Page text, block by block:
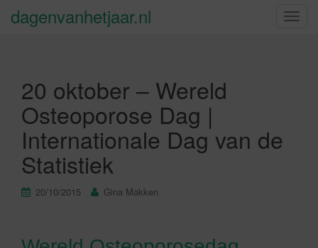
S
dagenvanhetjaar.nl
20 oktober – Wereld
Osteoporose Dag |
Internationale Dag van de
Statistiek
20/10/2015 Gina Makken